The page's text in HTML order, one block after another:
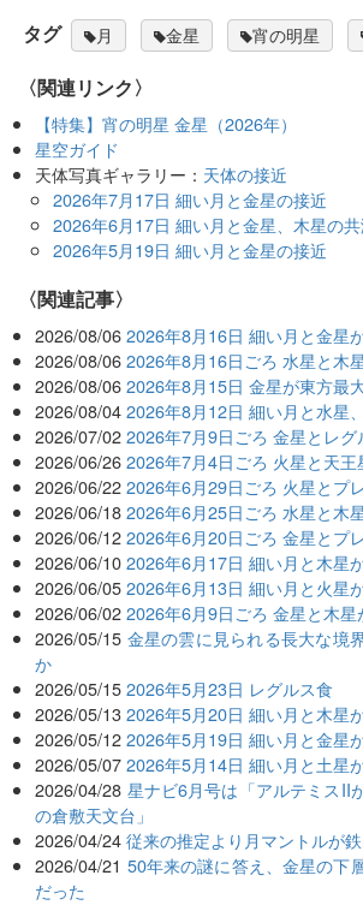
タグ 月 金星 宵の明星
〈関連リンク〉
【特集】宵の明星 金星（2026年）
星空ガイド
天体写真ギャラリー： 天体の接近
2026年7月17日 細い月と金星の接近
2026年6月17日 細い月と金星、木星の
2026年5月19日 細い月と金星の接近
関連記事
2026/08/06 2026年8月16日 細い月と金星
2026/08/06 2026年8月16日ごろ 水星と木
2026/08/06 2026年8月15日 金星が東方最
2026/08/04 2026年8月12日 細い月と水星
2026/07/02 2026年7月9日ごろ 金星とレグ
2026/06/26 2026年7月4日ごろ 火星と天王
2026/06/22 2026年6月29日ごろ 火星とプ
2026/06/18 2026年6月25日ごろ 水星と木
2026/06/12 2026年6月20日ごろ 金星とプ
2026/06/10 2026年6月17日 細い月と木星
2026/06/05 2026年6月13日 細い月と火星
2026/06/02 2026年6月9日ごろ 金星と木星
2026/05/15 金星の雲に見られる長大な境
か
2026/05/15 2026年5月23日 レグルス食
2026/05/13 2026年5月20日 細い月と木星
2026/05/12 2026年5月19日 細い月と金星
2026/05/07 2026年5月14日 細い月と土星
2026/04/28 星ナビ6月号は「アルテミスII
の倉敷天文台」
2026/04/24 従来の推定より月マントルが
2026/04/21 50年来の謎に答え、金星の下
だった